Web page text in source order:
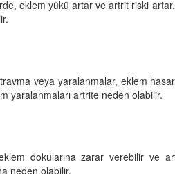
eklem yükü artar ve artrit riski artar.
veya yaralanmalar, eklem
yaralanmaları artrite neden olabilir.
dokularına zarar verebilir ve
neden olabilir.